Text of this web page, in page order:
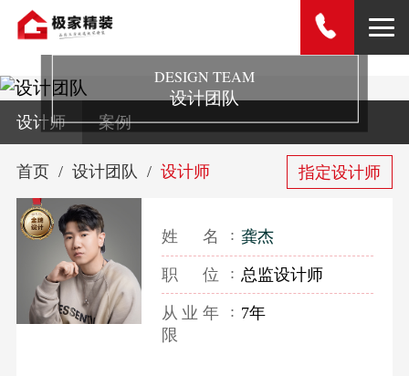
DESIGN TEAM
设计团队
设计师 案例
首页 设计团队 设计师 指定设计师
姓名 龚杰
职位 总监设计师
从业年
限
7年